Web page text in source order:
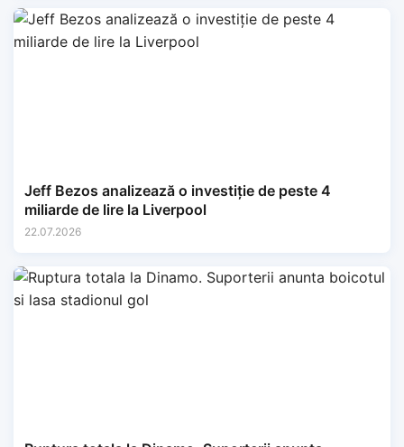
Jeff Bezos analizează o investiție de peste 4
miliarde de lire la Liverpool
22.07.2026